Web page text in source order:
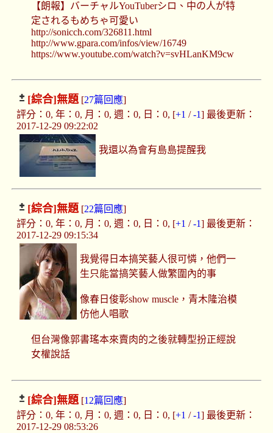
【朗報】バーチャルYouTuberシロ、中の人が特
定されるもめちゃ可愛い
http://sonicch.com/326811.html
http://www.gpara.com/infos/view/16749
https://www.youtube.com/watch?v=svHLanKM9cw
[綜合]無題[27篇回應]
評分：0, 年：0, 月：0, 週：0, 日：0, [+1 /-1] 最後更新：
2017-12-29 09:22:02
我還以為會有島島提醒我
[綜合]無題[22篇回應]
評分：0, 年：0, 月：0, 週：0, 日：0, [+1 /-1] 最後更新：
2017-12-29 09:15:34
我覺得日本搞笑藝人很可憐，他們一
生只能當搞笑藝人做繁圍內的事
像春日俊彰show muscle，青木隆治模
仿他人唱歌
但台灣像郭書瑤本來賣肉的之後就轉型扮正經說
女權說話
[綜合]無題[12篇回應]
評分：0, 年：0, 月：0, 週：0, 日：0, [+1 /-1] 最後更新：
2017-12-29 08:53:26